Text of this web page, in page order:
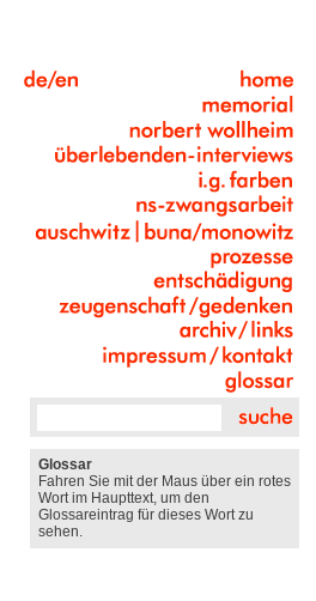
Glossar
Fahren Sie mit der Maus über ein rotes
Wort im Haupttext, um den
Glossareintrag für dieses Wort zu
sehen.